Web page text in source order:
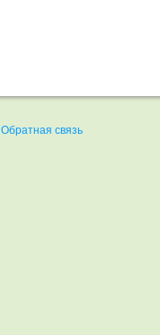
Обратная связь